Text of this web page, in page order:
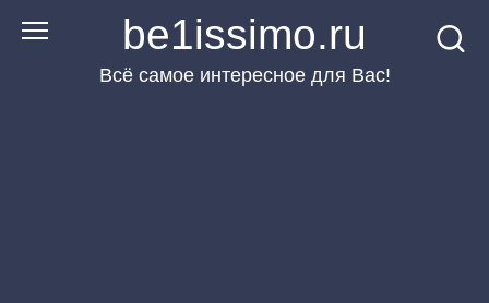
Перейти
be1issimo.ru
Всё самое интересное для Вас!